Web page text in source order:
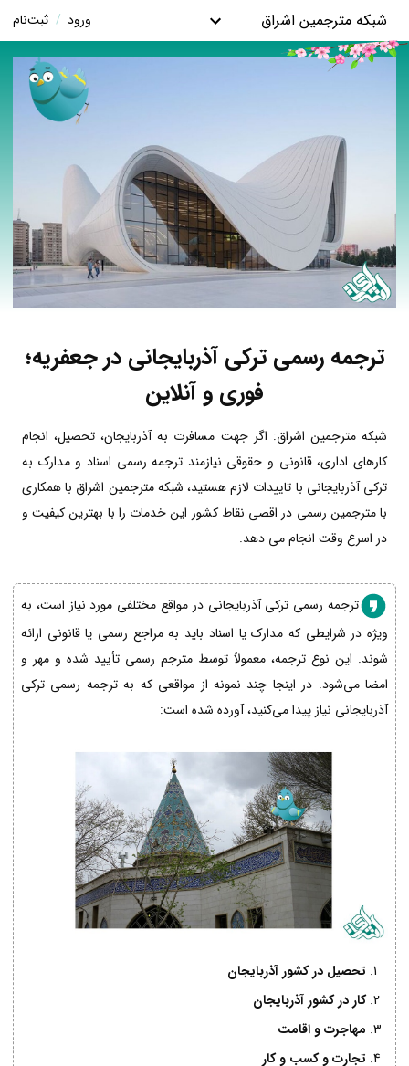
شبکه مترجمین اشراق ورود / ثبت‌نام
ترجمه رسمی ترکی آذربایجانی در جعفریه؛
فوری و آنلاین
شبکه مترجمین اشراق: اگر جهت مسافرت به آذربایجان، تحصیل، انجام
کارهای اداری، قانونی و حقوقی نیازمند ترجمه رسمی اسناد و مدارک به
ترکی آذربایجانی با تاییدات لازم هستید، شبکه مترجمین اشراق با همکاری
با مترجمین رسمی در اقصی نقاط کشور این خدمات را با بهترین کیفیت و
در اسرع وقت انجام می دهد.
ترجمه رسمی ترکی آذربایجانی در مواقع مختلفی مورد نیاز است، به
ویژه در شرایطی که مدارک یا اسناد باید به مراجع رسمی یا قانونی ارائه
شوند. این نوع ترجمه، معمولاً توسط مترجم رسمی تأیید شده و مهر و
امضا می‌شود. در اینجا چند نمونه از مواقعی که به ترجمه رسمی ترکی
آذربایجانی نیاز پیدا می‌کنید، آورده شده است:
تحصیل در کشور آذربایجان
کار در کشور آذربایجان
مهاجرت و اقامت
تجارت و کسب و کار